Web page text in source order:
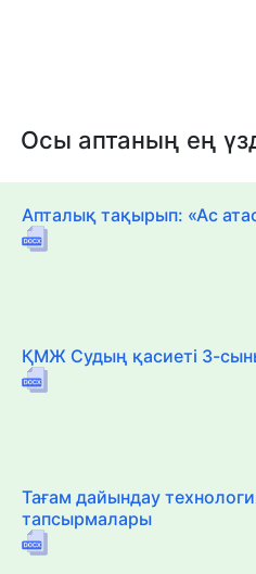
Осы аптаның ең
Апталық тақырып: «Ас
ҚМЖ Судың қасиеті 3-
Тағам дайындау
тапсырмалары